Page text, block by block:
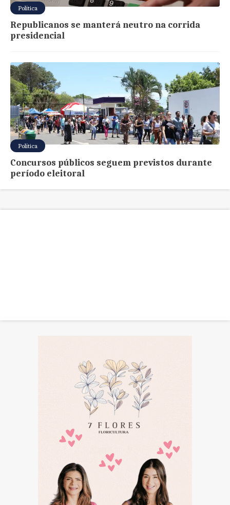
Política
Republicanos se manterá neutro na corrida
presidencial
Política
Concursos públicos seguem previstos durante
período eleitoral